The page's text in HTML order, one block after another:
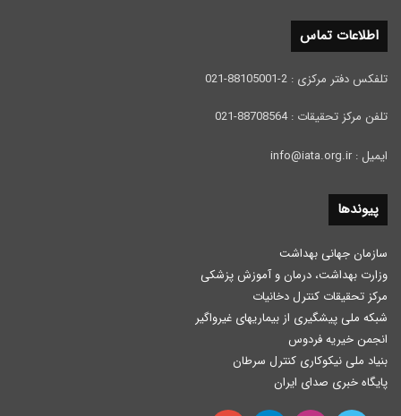
اطلاعات تماس
تلفکس دفتر مرکزی : 2-88105001-021
تلفن مرکز تحقیقات : 88708564-021
ایمیل : info@iata.org.ir
پیوندها
سازمان جهانی بهداشت
وزارت بهداشت، درمان و آموزش پزشكی
مرکز تحقیقات کنترل دخانیات
شبکه ملی پیشگیری از بیماریهای غیرواگیر
انجمن خیریه فردوس
بنیاد ملی نیکوکاری کنترل سرطان
پایگاه خبری صدای ایران